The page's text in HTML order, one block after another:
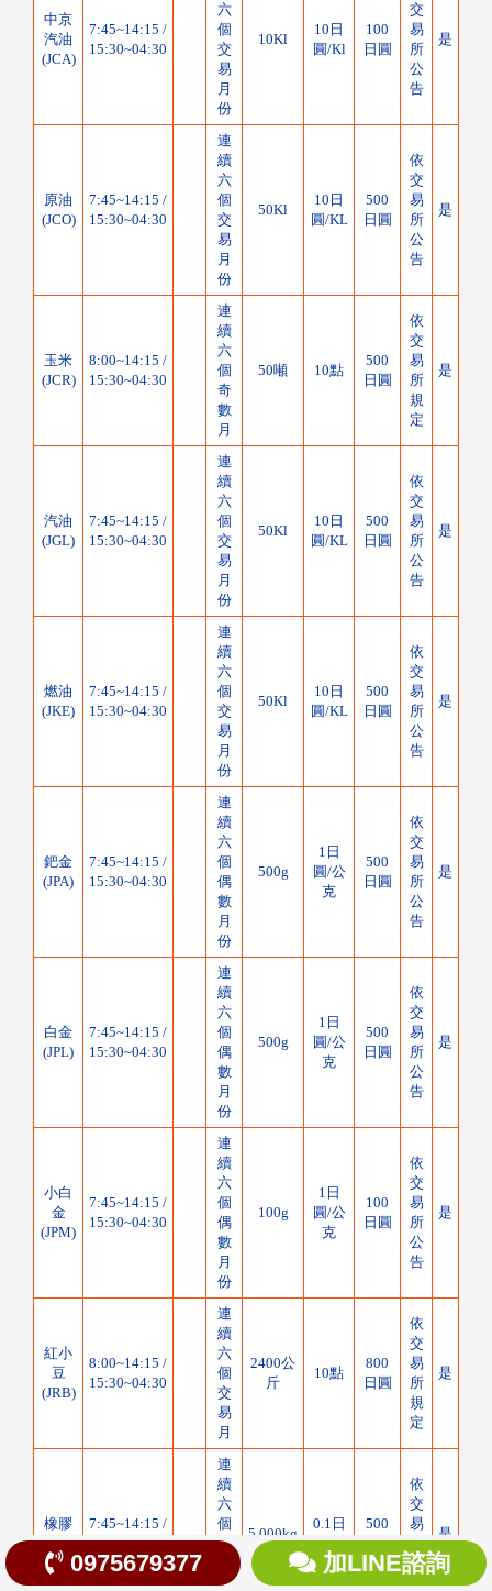
中京
汽油
(JCA)
7:45~14:15 /
15:30~04:30
六
個
交
易
月
份
10Kl
10日
圓/Kl
100
日圓
交
易
所
公
告
是
原油
(JCO)
7:45~14:15 /
15:30~04:30
連
續
六
個
交
易
月
份
50Kl
10日
圓/KL
500
日圓
依
交
易
所
公
告
是
玉米
(JCR)
8:00~14:15 /
15:30~04:30
連
續
六
個
奇
數
月
50噸 10點
500
日圓
依
交
易
所
規
定
是
汽油
(JGL)
7:45~14:15 /
15:30~04:30
連
續
六
個
交
易
月
份
50Kl
10日
圓/KL
500
日圓
依
交
易
所
公
告
是
燃油
(JKE)
7:45~14:15 /
15:30~04:30
連
續
六
個
交
易
月
份
50Kl
10日
圓/KL
500
日圓
依
交
易
所
公
告
是
鈀金
(JPA)
7:45~14:15 /
15:30~04:30
連
續
六
個
偶
數
月
份
500g
1日
圓/公
克
500
日圓
依
交
易
所
公
告
是
白金
(JPL)
7:45~14:15 /
15:30~04:30
連
續
六
個
偶
數
月
份
500g
1日
圓/公
克
500
日圓
依
交
易
所
公
告
是
小白
金
(JPM)
7:45~14:15 /
15:30~04:30
連
續
六
個
偶
數
月
份
100g
1日
圓/公
克
100
日圓
依
交
易
所
公
告
是
紅小
豆
(JRB)
8:00~14:15 /
15:30~04:30
連
續
六
個
交
易
月
2400公
斤
10點
800
日圓
依
交
易
所
規
定
是
橡膠
(JRU)
7:45~14:15 /
15:30~18:00
連
續
六
個
交
月
5,000kg
0.1日
圓/KG
500
日圓
依
交
易
所
公
告
是
0975679377 加LINE諮詢